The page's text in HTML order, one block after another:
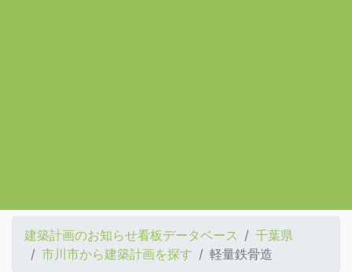
建築計画のお知らせ看板データベース
千葉県
市川市から建築計画を探す
軽量鉄骨造